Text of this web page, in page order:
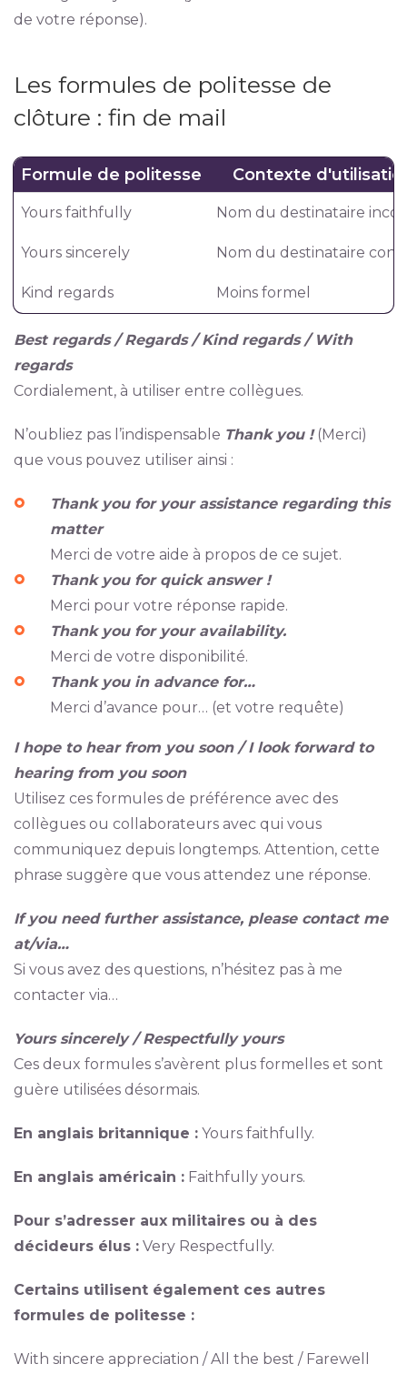
de votre réponse).
Les formules de politesse de
clôture : fin de mail
Formule de politesse Contexte
Yours faithfully Nom du destinataire
Yours sincerely Nom du destinataire
Kind regards Moins formel
Best regards / Regards / Kind regards / With
regards
Cordialement, à utiliser entre collègues.
N’oubliez pas l’indispensable Thank you !(Merci)
que vous pouvez utiliser ainsi :
Thank you for your assistance regarding this
matter
Merci de votre aide à propos de ce sujet.
Thank you for quick answer !
Merci pour votre réponse rapide.
Thank you for your availability.
Merci de votre disponibilité.
Thank you in advance for…
Merci d’avance pour… (et votre requête)
I hope to hear from you soon / I look forward to
hearing from you soon
Utilisez ces formules de préférence avec des
collègues ou collaborateurs avec qui vous
communiquez depuis longtemps. Attention, cette
phrase suggère que vous attendez une réponse.
If you need further assistance, please contact me
at/via…
Si vous avez des questions, n’hésitez pas à me
contacter via…
Yours sincerely / Respectfully yours
Ces deux formules s’avèrent plus formelles et sont
guère utilisées désormais.
En anglais britannique :Yours faithfully.
En anglais américain :Faithfully yours.
Pour s’adresser aux militaires ou à des
décideurs élus :Very Respectfully.
Certains utilisent également ces autres
formules de politesse :
With sincere appreciation / All the best / Farewell